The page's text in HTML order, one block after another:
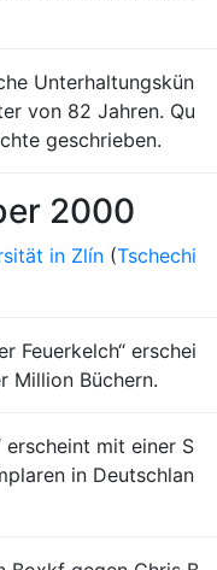
Unterhaltungskün
von 82 Jahren. Qu
geschrieben.
2000
in Zlín (Tschechi
Feuerkelch“ erschei
Million Büchern.
erscheint mit einer S
in Deutschlan